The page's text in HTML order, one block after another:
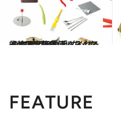
2023.5.23
【韓国】毎日使いたくなる 台所用品を手に入れる① おなじみの「ダイソー」は宝箱!?
旅＆お出かけ
FEATURE